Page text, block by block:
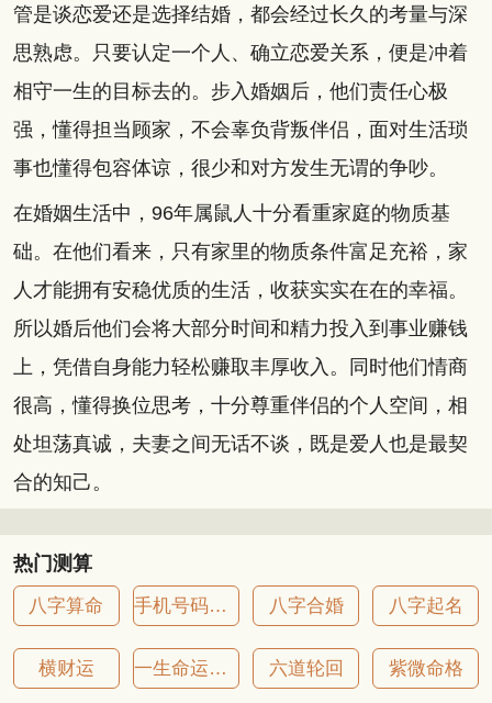
管是谈恋爱还是选择结婚，都会经过长久的考量与深
思熟虑。只要认定一个人、确立恋爱关系，便是冲着
相守一生的目标去的。步入婚姻后，他们责任心极
强，懂得担当顾家，不会辜负背叛伴侣，面对生活琐
事也懂得包容体谅，很少和对方发生无谓的争吵。
在婚姻生活中，96年属鼠人十分看重家庭的物质基
础。在他们看来，只有家里的物质条件富足充裕，家
人才能拥有安稳优质的生活，收获实实在在的幸福。
所以婚后他们会将大部分时间和精力投入到事业赚钱
上，凭借自身能力轻松赚取丰厚收入。同时他们情商
很高，懂得换位思考，十分尊重伴侣的个人空间，相
处坦荡真诚，夫妻之间无话不谈，既是爱人也是最契
合的知己。
热门测算
八字算命 手机号码吉凶 八字合婚 八字起名
横财运 一生命运详批 六道轮回 紫微命格